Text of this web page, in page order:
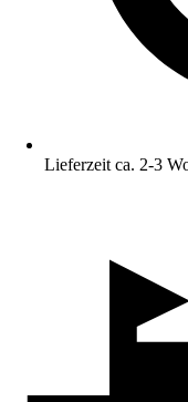
Lieferzeit ca. 2-3